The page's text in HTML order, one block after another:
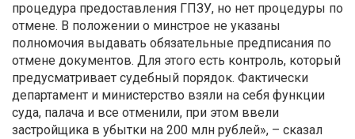
процедура предоставления ГПЗУ, но нет процедуры по
отмене. В положении о минстрое не указаны
полномочия выдавать обязательные предписания по
отмене документов. Для этого есть контроль, который
предусматривает судебный порядок. Фактически
департамент и министерство взяли на себя функции
суда, палача и все отменили, при этом ввели
застройщика в убытки на 200 млн рублей», – сказал